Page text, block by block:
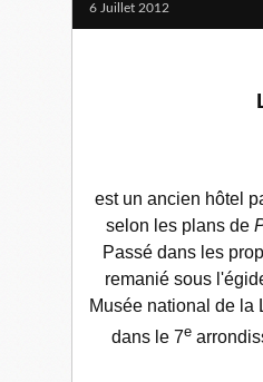
6 Juillet 2012
est un ancien hôtel
selon les plans de
Passé dans les
remanié sous
Musée national de la
dans le 7e